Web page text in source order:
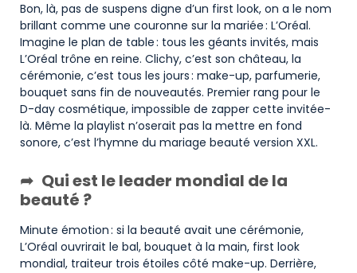
Bon, là, pas de suspens digne d’un first look, on a le nom
brillant comme une couronne sur la mariée : L’Oréal.
Imagine le plan de table : tous les géants invités, mais
L’Oréal trône en reine. Clichy, c’est son château, la
cérémonie, c’est tous les jours : make-up, parfumerie,
bouquet sans fin de nouveautés. Premier rang pour le
D-day cosmétique, impossible de zapper cette invitée-
là. Même la playlist n’oserait pas la mettre en fond
sonore, c’est l’hymne du mariage beauté version XXL.
Qui est le leader mondial de la
beauté ?
Minute émotion : si la beauté avait une cérémonie,
L’Oréal ouvrirait le bal, bouquet à la main, first look
mondial, traiteur trois étoiles côté make-up. Derrière,